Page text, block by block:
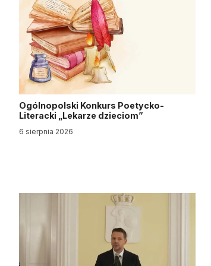
Ogólnopolski Konkurs Poetycko-
Literacki „Lekarze dzieciom”
6 sierpnia 2026